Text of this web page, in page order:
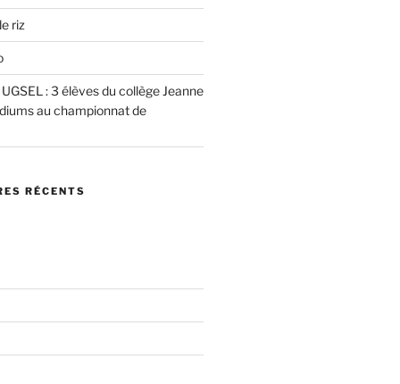
riz
: 3 élèves du collège Jeanne
au championnat de
RÉCENTS